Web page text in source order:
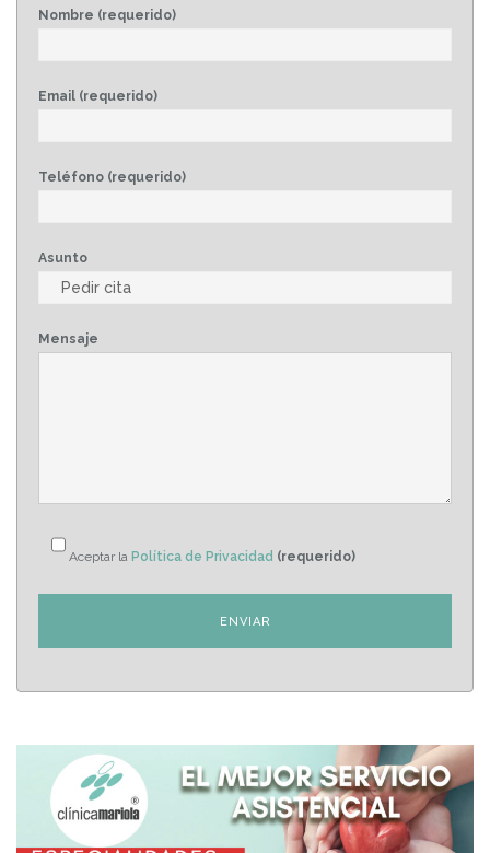
Nombre (requerido)
Email (requerido)
Teléfono (requerido)
Asunto
Mensaje
Aceptar la Política de Privacidad (requerido)